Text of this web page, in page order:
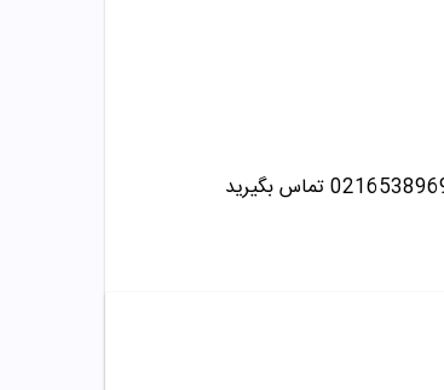
تماس بگیرید